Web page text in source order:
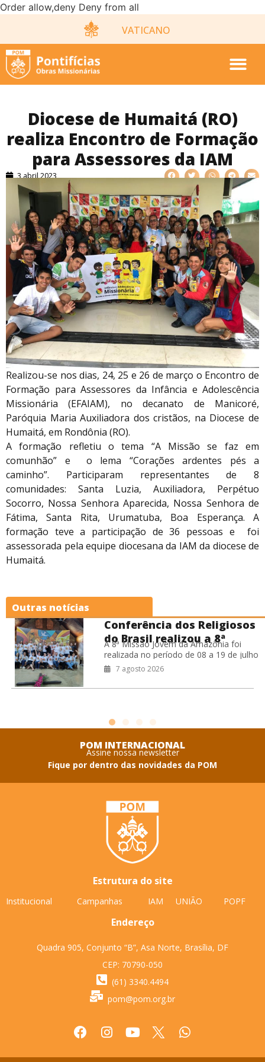
Order allow,deny Deny from all
VATICANO
Diocese de Humaitá (RO)
realiza Encontro de Formação
para Assessores da IAM
3 abril 2023
Realizou-se nos dias, 24, 25 e 26 de março o Encontro de
Formação para Assessores da Infância e Adolescência
Missionária (EFAIAM), no decanato de Manicoré,
Paróquia Maria Auxiliadora dos cristãos, na Diocese de
Humaitá, em Rondônia (RO).
A formação refletiu o tema “A Missão se faz em
comunhão” e o lema “Corações ardentes pés a
caminho”. Participaram representantes de 8
comunidades: Santa Luzia, Auxiliadora, Perpétuo
Socorro, Nossa Senhora Aparecida, Nossa Senhora de
Fátima, Santa Rita, Urumatuba, Boa Esperança. A
formação teve a participação de 36 pessoas e foi
assessorada pela equipe diocesana da IAM da diocese de
Humaitá.
Outras notícias
Conferência dos Religiosos
do Brasil realizou a 8ª
Missão Jovem na Amazônia
A 8ª Missão Jovem da Amazônia foi
realizada no período de 08 a 19 de julho
de 2026, na Prelazia de São Félix do
7 agosto 2026
POM INTERNACIONAL
Assine nossa newsletter
Fique por dentro das novidades da POM
Estrutura do site
Institucional Campanhas IAM UNIÃO POPF
Endereço
Quadra 905, Conjunto “B”, Asa Norte, Brasília, DF
CEP: 70790-050
(61) 3340.4494
pom@pom.org.br